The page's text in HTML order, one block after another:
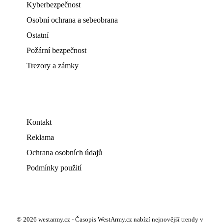
Kyberbezpečnost
Osobní ochrana a sebeobrana
Ostatní
Požární bezpečnost
Trezory a zámky
Kontakt
Reklama
Ochrana osobních údajů
Podmínky použití
© 2026 westarmy.cz - Časopis WestArmy.cz nabízí nejnovější trendy v